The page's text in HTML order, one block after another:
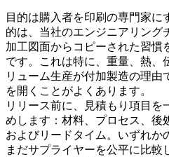
目的は購入者を印刷の専門家に
的は、当社のエンジニアリング
加工図面からコピーされた習慣
です。これは特に、重量、熱、
リューム生産が付加製造の理由
を開くことがよくあります。
リリース前に、見積もり項目を
めします：材料、プロセス、後
およびリードタイム。いずれか
まだサプライヤーを公平に比較